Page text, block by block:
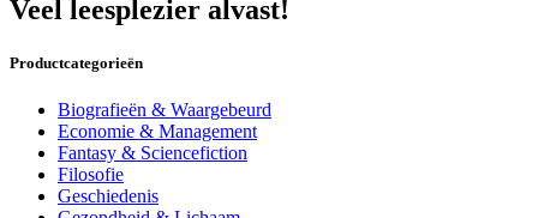
Veel leesplezier alvast!
Productcategorieën
Biografieën & Waargebeurd
Economie & Management
Fantasy & Sciencefiction
Filosofie
Geschiedenis